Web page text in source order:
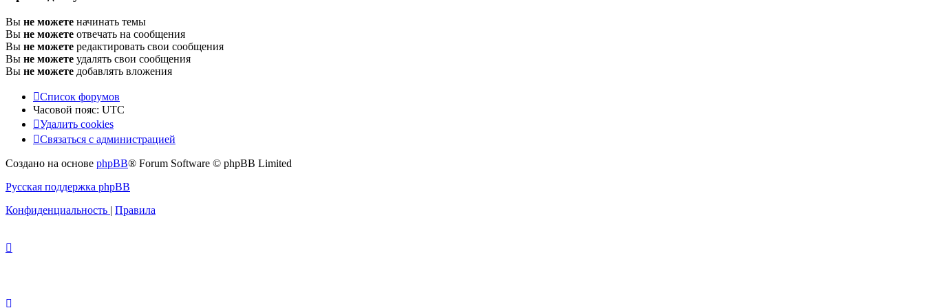
Вы не можете начинать темы
Вы не можете отвечать на сообщения
Вы не можете редактировать свои сообщения
Вы не можете удалять свои сообщения
Вы не можете добавлять вложения
Список форумов
Часовой пояс: UTC
Удалить cookies
Связаться с администрацией
Создано на основе phpBB® Forum Software © phpBB Limited
Русская поддержка phpBB
Конфиденциальность | Правила